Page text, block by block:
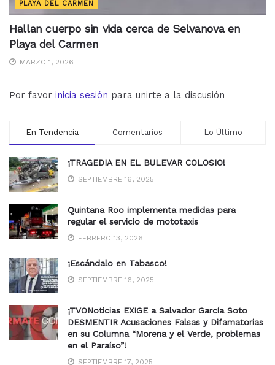
PLAYA DEL CARMEN
Hallan cuerpo sin vida cerca de Selvanova en
Playa del Carmen
MARZO 1, 2026
Por favor inicia sesión para unirte a la discusión
En Tendencia Comentarios Lo Último
¡TRAGEDIA EN EL BULEVAR COLOSIO!
SEPTIEMBRE 16, 2025
Quintana Roo implementa medidas para
regular el servicio de mototaxis
FEBRERO 13, 2026
¡Escándalo en Tabasco!
SEPTIEMBRE 16, 2025
¡TVONoticias EXIGE a Salvador García Soto
DESMENTIR Acusaciones Falsas y Difamatorias
en su Columna “Morena y el Verde, problemas
en el Paraíso”!
SEPTIEMBRE 17, 2025